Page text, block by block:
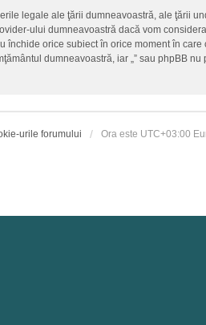
legale ale ţării dumneavoastră, ale ţării
ului dumneavoastră dacă vom
închide orice subiect în orice moment în care
dumneavoastră, iar „” sau phpBB nu
urile forumului Ora este UTC+03:00